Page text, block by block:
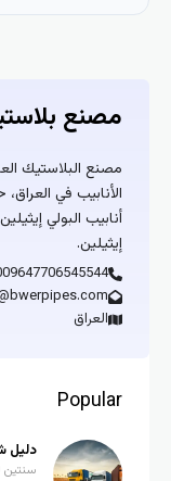
مصنع
مصنع البلاستيك
الأنابيب في
أنابيب البولي
إيثيلين.
العراق
Popular
دليل
سنتين AGO